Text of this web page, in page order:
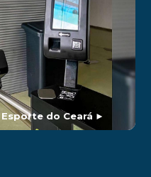
do Ceará ►